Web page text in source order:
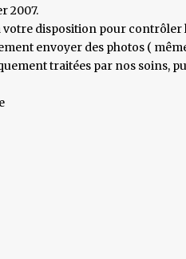
2007.
votre disposition pour contrôler
envoyer des photos (
traitées par nos soins,